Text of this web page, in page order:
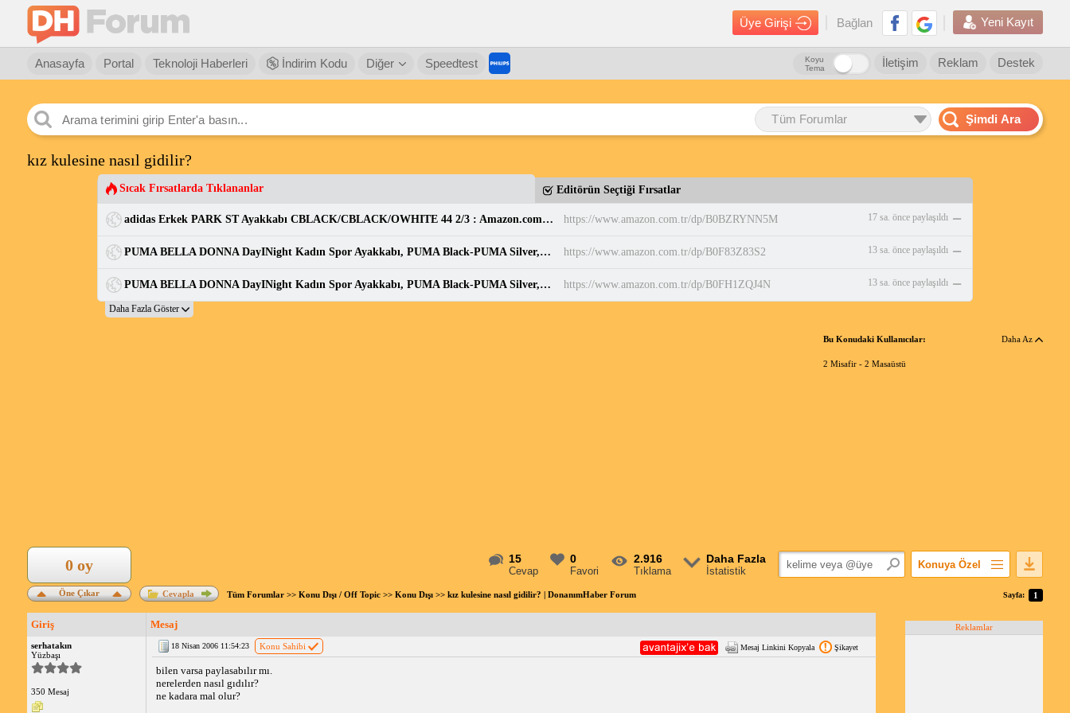
Üye Girişi Bağlan Yeni Kayıt
Anasayfa Portal Teknoloji Haberleri İndirim Kodu Diğer Speedtest Destek
Reklam
İletişim
Koyu
Tema
Tüm Forumlar Şimdi Ara
kız kulesine nasıl gidilir?
Sıcak Fırsatlarda Tıklananlar Editörün Seçtiği Fırsatlar
adidas Erkek PARK ST Ayakkabı CBLACK/CBLACK/OWHITE 44 2/3 : Amazon.com.tr: Moda https://www.amazon.com.tr/dp/B0BZRYNN5M 17 sa. önce paylaşıldı
PUMA BELLA DONNA DayINight Kadın Spor Ayakkabı, PUMA Black-PUMA Silver, 35.5 : Amazon.com.tr: Moda https://www.amazon.com.tr/dp/B0F83Z83S2 13 sa. önce paylaşıldı
PUMA BELLA DONNA DayINight Kadın Spor Ayakkabı, PUMA Black-PUMA Silver, 35.5 : Amazon.com.tr: Moda https://www.amazon.com.tr/dp/B0FH1ZQJ4N 13 sa. önce paylaşıldı
Bu Konudaki Kullanıcılar: Daha Az
2 Misafir - 2 Masaüstü
15
Cevap
0
Favori
2.916
Tıklama
Daha Fazla
İstatistik
Konuya Özel
Popüler Mesajlar
Öne Çıkar
0 oy
Cevapla Tüm Forumlar>> Konu Dışı / Off Topic>> Konu Dışı>> kız kulesine nasıl gidilir? | DonanımHaber Forum Sayfa: 1
Giriş Mesaj
serhatakın
Yüzbaşı
350 Mesaj
18 Nisan 2006 11:54:23 Konu Sahibi Mesaj Linkini Kopyala Şikayet
bilen varsa paylasabılır mı.
nerelerden nasıl gıdılır?
ne kadara mal olur?
Reklamlar